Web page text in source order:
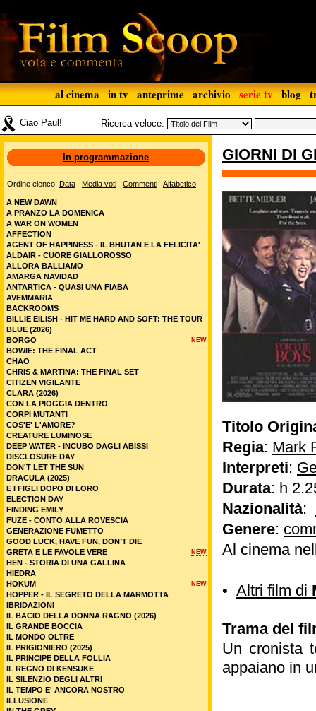
al cinema in tv anteprime archivio serie tv blog
Ciao Paul! Ricerca veloce:
GIORNI DI
Titolo
Regia: Mark
Interpreti:
Durata: h
Nazionalità:
Genere:
Al cinema
• Altri film di
Trama del
Un cronista
appaiano in
In programmazione
Ordine elenco: Data Media voti Commenti Alfabetico
A NEW DAWN
A PRANZO LA DOMENICA
A WAR ON WOMEN
AFFECTION
AGENT OF HAPPINESS - IL BHUTAN E LA FELICITA'
ALDAIR - CUORE GIALLOROSSO
ALLORA BALLIAMO
AMARGA NAVIDAD
ANTARTICA - QUASI UNA FIABA
AVEMMARIA
BACKROOMS
BILLIE EILISH - HIT ME HARD AND SOFT: THE TOUR
BLUE (2026)
NEW
BORGO
BOWIE: THE FINAL ACT
CHAO
CHRIS & MARTINA: THE FINAL SET
CITIZEN VIGILANTE
CLARA (2026)
CON LA PIOGGIA DENTRO
CORPI MUTANTI
COS'E' L'AMORE?
CREATURE LUMINOSE
DEEP WATER - INCUBO DAGLI ABISSI
DISCLOSURE DAY
DON'T LET THE SUN
DRACULA (2025)
E I FIGLI DOPO DI LORO
ELECTION DAY
FINDING EMILY
FUZE - CONTO ALLA ROVESCIA
GENERAZIONE FUMETTO
GOOD LUCK, HAVE FUN, DON’T DIE
NEW
GRETA E LE FAVOLE VERE
HEN - STORIA DI UNA GALLINA
HIEDRA
NEW
HOKUM
HOPPER - IL SEGRETO DELLA MARMOTTA
IBRIDAZIONI
IL BACIO DELLA DONNA RAGNO (2026)
IL GRANDE BOCCIA
IL MONDO OLTRE
IL PRIGIONIERO (2025)
IL PRINCIPE DELLA FOLLIA
IL REGNO DI KENSUKE
IL SILENZIO DEGLI ALTRI
IL TEMPO E' ANCORA NOSTRO
ILLUSIONE